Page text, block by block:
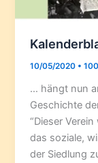
10/05/2020 •
… hängt nun
Geschichte
“Dieser
das soziale,
der Siedlung